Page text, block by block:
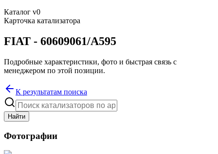
Каталог v0
Карточка катализатора
FIAT - 60609061/A595
Подробные характеристики, фото и быстрая связь с
менеджером по этой позиции.
К результатам поиска
Найти
Фотографии